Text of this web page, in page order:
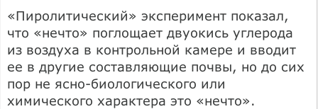
«Пиролитический» эксперимент показал,
что «нечто» поглощает двуокись углерода
из воздуха в контрольной камере и вводит
ее в другие составляющие почвы, но до сих
пор не ясно-биологического или
химического характера это «нечто».